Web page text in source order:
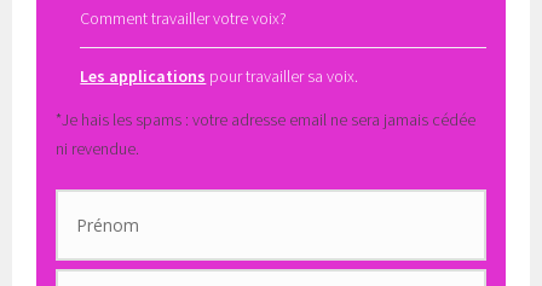
Comment travailler votre voix?
Les applications pour travailler sa voix.
*Je hais les spams : votre adresse email ne sera jamais cédée
ni revendue.